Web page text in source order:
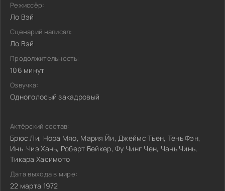
Режиссёр:
Ло Вэй
Сценарий написал:
Ло Вэй
Продолжительность:
106 минут
Озвучка:
Одноголосый закадровый
Актёрский состав:
Брюс Ли, Нора Мяо, Мария Йи, Джеймс Тьен, Тень Фэн,
Инь-Чиэ Хань, Роберт Бейкер, Фу Чинг Чен, Чань Чинь,
Тикара Хасимото
Дата выхода в мире:
22 марта 1972